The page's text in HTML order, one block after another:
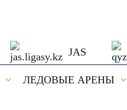
JAS
ЛЕДОВЫЕ АРЕНЫ